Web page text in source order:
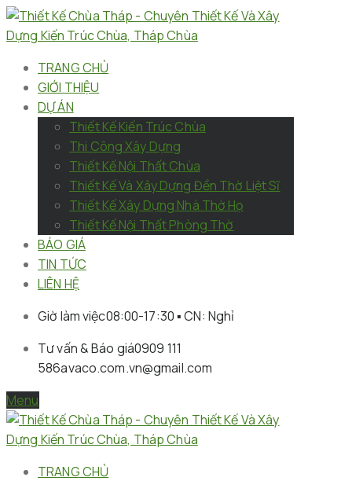
TRANG CHỦ
GIỚI THIỆU
DỰ ÁN
Thiết Kế Kiến Trúc Chùa
Thi Công Xây Dựng
Thiết Kế Nội Thất Chùa
Thiết Kế Và Xây Dựng Đền Thờ Liệt Sĩ
Thiết Kế Xây Dựng Nhà Thờ Họ
Thiết Kế Nội Thất Phòng Thờ
BÁO GIÁ
TIN TỨC
LIÊN HỆ
Giờ làm việc08:00-17:30 ▪︎ CN: Nghỉ
Tư vấn & Báo giá0909 111
586avaco.com.vn@gmail.com
Menu
TRANG CHỦ